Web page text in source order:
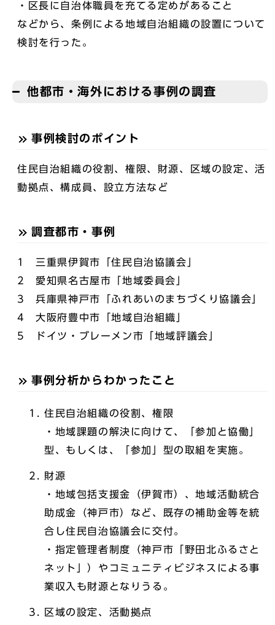
・区長に自治体職員を充てる定めがあること
などから、条例による地域自治組織の設置について
検討を行った。
他都市・海外における事例の調査
事例検討のポイント
住民自治組織の役割、権限、財源、区域の設定、活
動拠点、構成員、設立方法など
調査都市・事例
1 三重県伊賀市「住民自治協議会」
2 愛知県名古屋市「地域委員会」
3 兵庫県神戸市「ふれあいのまちづくり協議会」
4 大阪府豊中市「地域自治組織」
5 ドイツ・ブレーメン市「地域評議会」
事例分析からわかったこと
住民自治組織の役割、権限
・地域課題の解決に向けて、「参加と協働」
型、もしくは、「参加」型の取組を実施。
財源
・地域包括支援金（伊賀市）、地域活動統合
助成金（神戸市）など、既存の補助金等を統
合し住民自治協議会に交付。
・指定管理者制度（神戸市「野田北ふるさと
ネット」）やコミュニティビジネスによる事
業収入も財源となりうる。
区域の設定、活動拠点